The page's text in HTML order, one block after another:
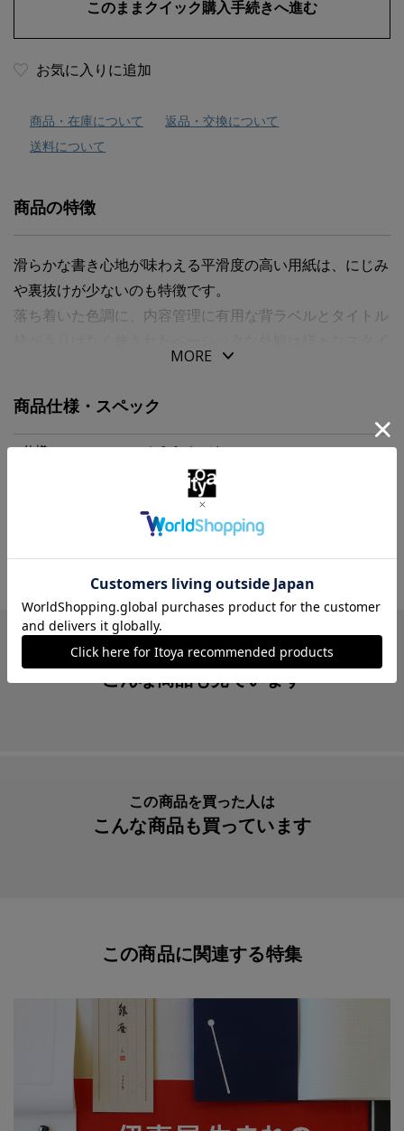
お気に入りに追加
商品・在庫について
返品・交換について
送料について
商品の特徴
滑らかな書き心地が味わえる平滑度の高い用紙は、にじみ
や裏抜けが少ないのも特徴です。
落ち着いた色調に、内容管理に有用な背ラベルとタイトル
ル、シーンに調和します。MORE
商品仕様・スペック
仕様
１６０ページ
W148xH210xD8mm
W148xH210xD8mm
素材・原材料
中紙：クリームキンマリ ７８．３ｇ／㎡
生産国
日本
入数明細
１冊
MORE
この商品を見た人は
こんな商品も見ています
この商品を買った人は
こんな商品も買っています
この商品に関連する特集